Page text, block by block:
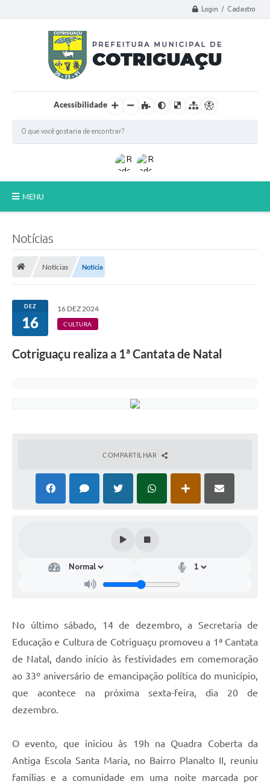
Login / Cadastro
Acessibilidade
MENU
A Prefeitura
Notícias
Audiências Públicas
Contas Públicas
Legislação
Editais
Links
Telefones Úteis
Enquete
Notícias
Notícias Notícia
DEZ
16
16 DEZ 2024
CULTURA
Cotriguaçu realiza a 1ª Cantata de Natal
COMPARTILHAR
No último sábado, 14 de dezembro, a Secretaria de
Educação e Cultura de Cotriguaçu promoveu a 1ª Cantata
de Natal, dando início às festividades em comemoração
ao 33º aniversário de emancipação política do município,
que acontece na próxima sexta-feira, dia 20 de
dezembro.
O evento, que iniciou às 19h na Quadra Coberta da
Antiga Escola Santa Maria, no Bairro Planalto II, reuniu
famílias e a comunidade em uma noite marcada por